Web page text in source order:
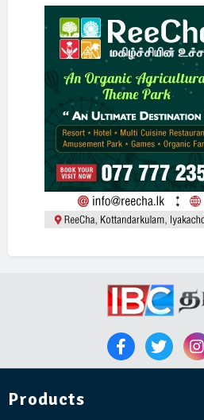
Products